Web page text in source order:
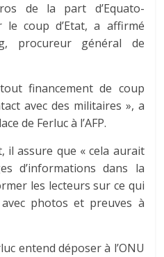
de la part d’Equato-
le coup d’Etat, a affirmé
procureur général de
financement de coup
avec des militaires », a
de Ferluc à l’AFP.
il assure que « cela aurait
d’informations dans la
les lecteurs sur ce qui
photos et preuves à
entend déposer à l’ONU